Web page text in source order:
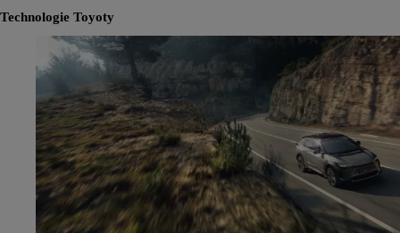
Technologie Toyoty